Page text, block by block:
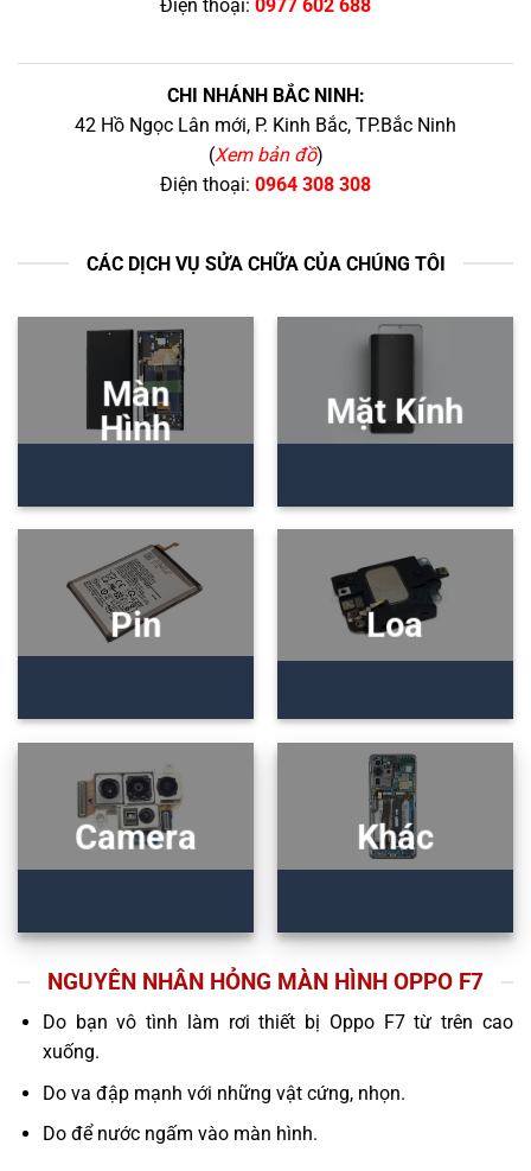
Điện thoại: 0977 602 688
CHI NHÁNH BẮC NINH:
42 Hồ Ngọc Lân mới, P. Kinh Bắc, TP.Bắc Ninh
(Xem bản đồ)
Điện thoại: 0964 308 308
CÁC DỊCH VỤ SỬA CHỮA CỦA CHÚNG TÔI
Màn
Hình
Mặt Kính
Pin Loa
Camera Khác
NGUYÊN NHÂN HỎNG MÀN HÌNH OPPO F7
Do bạn vô tình làm rơi thiết bị Oppo F7 từ trên cao
xuống.
Do va đập mạnh với những vật cứng, nhọn.
Do để nước ngấm vào màn hình.